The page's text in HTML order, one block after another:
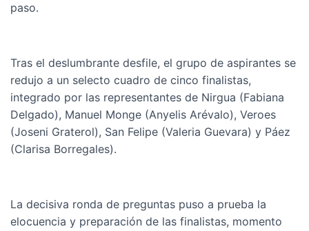
paso.
Tras el deslumbrante desfile, el grupo de aspirantes se
redujo a un selecto cuadro de cinco finalistas,
integrado por las representantes de Nirgua (Fabiana
Delgado), Manuel Monge (Anyelis Arévalo), Veroes
(Joseni Graterol), San Felipe (Valeria Guevara) y Páez
(Clarisa Borregales).
La decisiva ronda de preguntas puso a prueba la
elocuencia y preparación de las finalistas, momento